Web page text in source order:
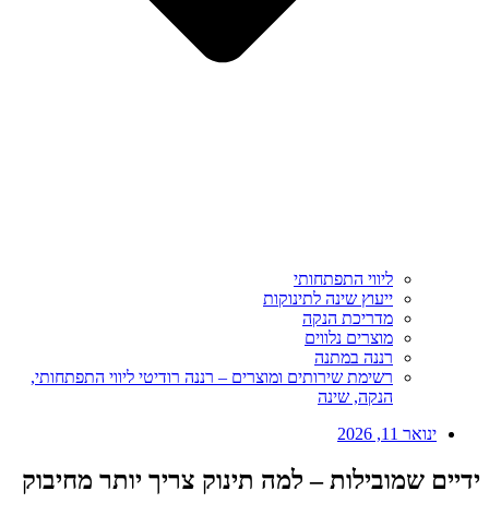
ליווי התפתחותי
ייעוץ שינה לתינוקות
מדריכת הנקה
מוצרים נלווים
רננה במתנה
רשימת שירותים ומוצרים – רננה רודיטי ליווי התפתחותי,
הנקה, שינה
ינואר 11, 2026
ידיים שמובילות – למה תינוק צריך יותר מחיבוק